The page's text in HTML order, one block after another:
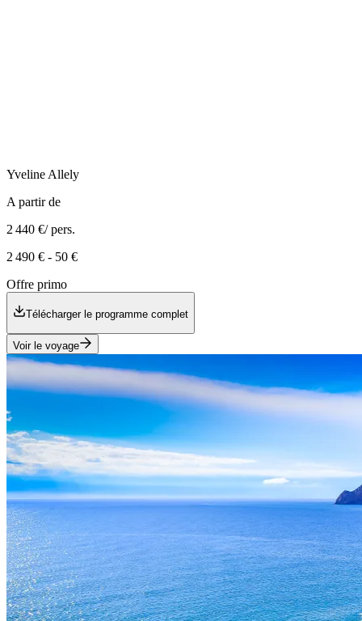
Yveline Allely
A partir de
2 440 €/ pers.
2 490 € - 50 €
Offre primo
Télécharger le programme complet
Voir le voyage